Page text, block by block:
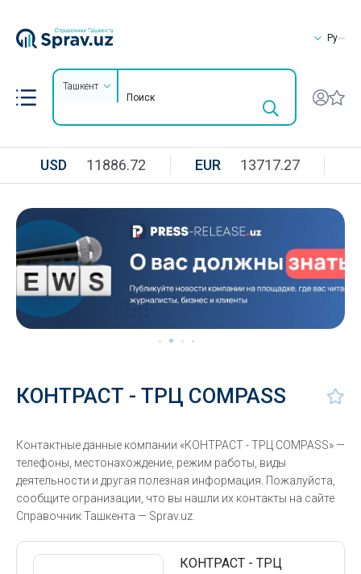
Ру
Ташкент
USD 11886.72 EUR 13717.27
КОНТРАСТ - ТРЦ COMPASS
Контактные данные компании «КОНТРАСТ - ТРЦ COMPASS» —
телефоны, местонахождение, режим работы, виды
деятельности и другая полезная информация. Пожалуйста,
сообщите огранизации, что вы нашли их контакты на сайте
Справочник Ташкента — Sprav.uz.
КОНТРАСТ - ТРЦ